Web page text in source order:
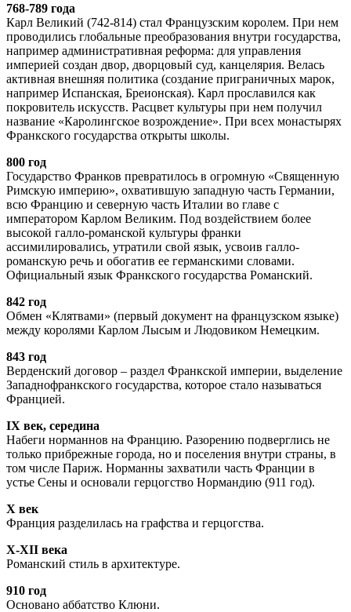
768-789 года
Карл Великий (742-814) стал Французским королем. При нем
проводились глобальные преобразования внутри государства,
например административная реформа: для управления
империей создан двор, дворцовый суд, канцелярия. Велась
активная внешняя политика (создание приграничных марок,
например Испанская, Бреионская). Карл прославился как
покровитель искусств. Расцвет культуры при нем получил
название «Каролингское возрождение». При всех монастырях
Франкского государства открыты школы.
800 год
Государство Франков превратилось в огромную «Священную
Римскую империю», охватившую западную часть Германии,
всю Францию и северную часть Италии во главе с
императором Карлом Великим. Под воздействием более
высокой галло-романской культуры франки
ассимилировались, утратили свой язык, усвоив галло-
романскую речь и обогатив ее германскими словами.
Официальный язык Франкского государства Романский.
842 год
Обмен «Клятвами» (первый документ на французском языке)
между королями Карлом Лысым и Людовиком Немецким.
843 год
Верденский договор – раздел Франкской империи, выделение
Западнофранкского государства, которое стало называться
Францией.
IX век, середина
Набеги норманнов на Францию. Разорению подверглись не
только прибрежные города, но и поселения внутри страны, в
том числе Париж. Норманны захватили часть Франции в
устье Сены и основали герцогство Нормандию (911 год).
X век
Франция разделилась на графства и герцогства.
X-XII века
Романский стиль в архитектуре.
910 год
Основано аббатство Клюни.